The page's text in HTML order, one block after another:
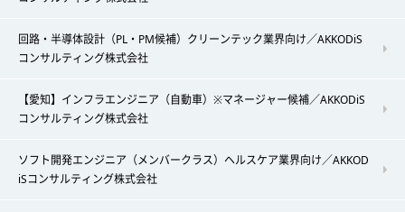
回路・半導体設計（PL・PM候補）クリーンテック業界向け／AKKODiS
コンサルティング株式会社
【愛知】インフラエンジニア（自動車）※マネージャー候補／AKKODiS
コンサルティング株式会社
ソフト開発エンジニア（メンバークラス）ヘルスケア業界向け／AKKOD
iSコンサルティング株式会社